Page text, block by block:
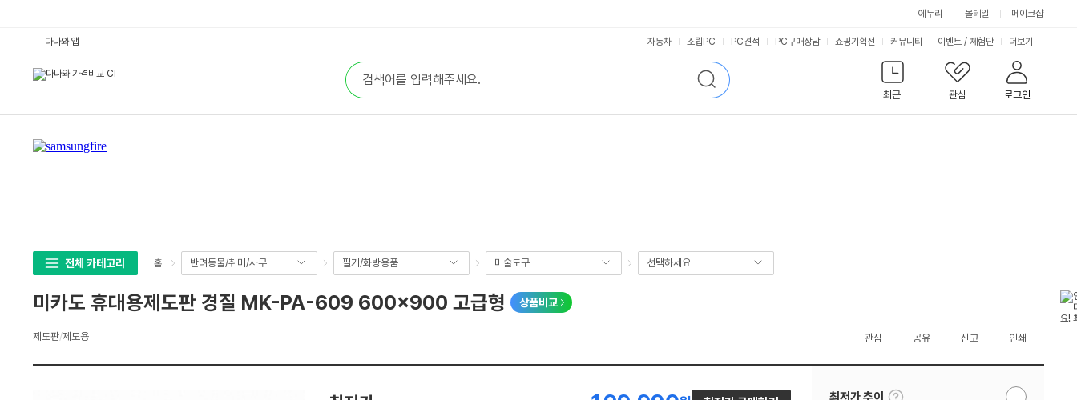
에누리 몰테일
메이크샵
합
검
색
검
색
최근
관심 로그인
다나와 앱 자동차 조립PC PC견적 PC구매상담 쇼핑기획전 커뮤니티 이벤트 / 체험단 서
비
스
더보기
전체 카테고리 홈 반려동물/취미/사무 필기/화방용품 미술도구 선택하세요
미카도 휴대용제도판 경질 MK-PA-609 600x900 고급형 상품비교
상
제도판/제도용 관심 공유 신고 인쇄
최저가 추이
툴